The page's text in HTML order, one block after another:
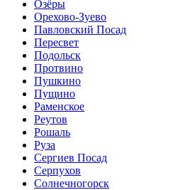
Озёры
Орехово-Зуево
Павловский Посад
Пересвет
Подольск
Протвино
Пушкино
Пущино
Раменское
Реутов
Рошаль
Руза
Сергиев Посад
Серпухов
Солнечногорск